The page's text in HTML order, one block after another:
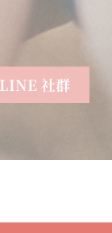
社群